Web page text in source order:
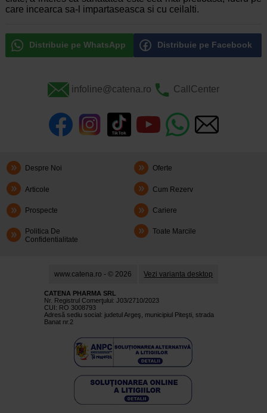
care incearca sa-l impartaseasca si cu ceilalti.
Distribuie pe WhatsApp Distribuie pe Facebook
infoline@catena.ro CallCenter
Despre Noi Oferte
Articole Cum Rezerv
Prospecte Cariere
Politica De
Confidentialitate
Toate Marcile
www.catena.ro - © 2026 Vezi varianta desktop
CATENA PHARMA SRL
Nr. Registrul Comerţului: J03/2710/2023
CUI: RO 3008793
Adresă sediu social: judetul Argeş, municipiul Piteşti, strada
Banat nr.2